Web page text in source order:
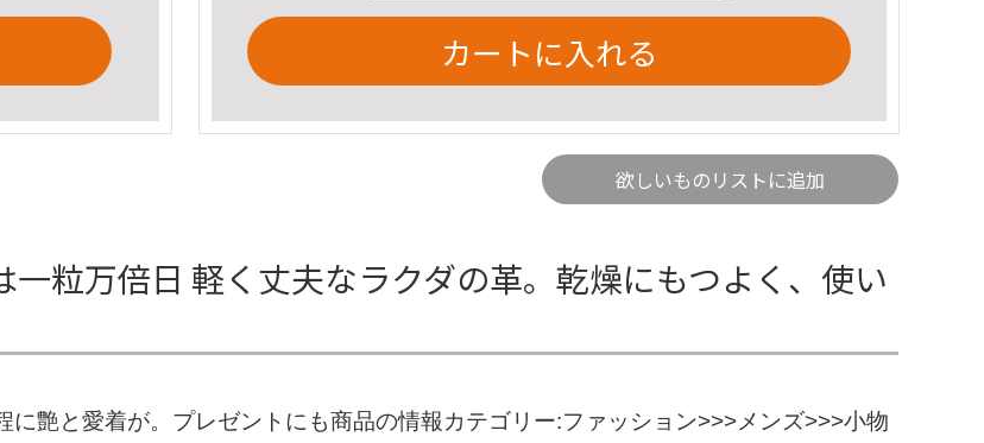
カートに入れる
欲しいものリストに追加
万倍日 軽く丈夫なラクダの革。乾燥にもつよく、使い
艶と愛着が。プレゼントにも商品の情報カテゴリー:ファッション>>>メンズ>>>小物